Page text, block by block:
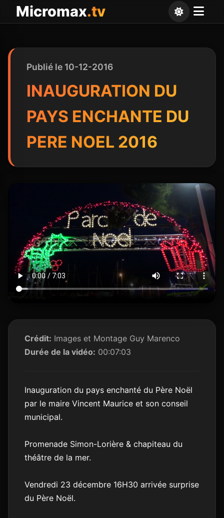
Micromax.tv
Publié le 10-12-2016
INAUGURATION DU
PAYS ENCHANTE DU
PERE NOEL 2016
Crédit: Images et Montage Guy Marenco
Durée de la vidéo: 00:07:03
Inauguration du pays enchanté du Père Noël
par le maire Vincent Maurice et son conseil
municipal.
Promenade Simon-Lorière & chapiteau du
théâtre de la mer.
Vendredi 23 décembre 16H30 arrivée surprise
du Père Noël.
Panneau de gestion des cookies